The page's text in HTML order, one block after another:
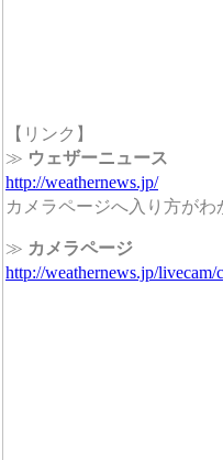
【リンク】
≫ ウェザーニュース
http://weathernews.jp/
カメラページへ入り方が
≫ カメラページ
http://weathernews.jp/